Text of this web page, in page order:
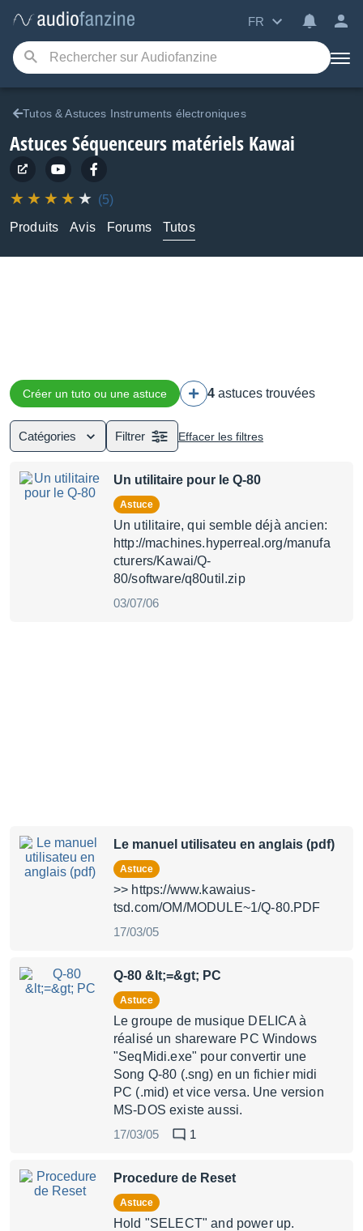
FR
Tutos & Astuces Instruments électroniques
Astuces Séquenceurs matériels Kawai
(5)
Produits
Avis Forums Tutos
Créer un tuto ou une astuce 4 astuces trouvées
Catégories Filtrer Effacer les filtres
Un utilitaire pour le Q-80
Astuce
Un utilitaire, qui semble déjà ancien:
http://machines.hyperreal.org/manufa
cturers/Kawai/Q-
80/software/q80util.zip
03/07/06
Le manuel utilisateu en anglais (pdf)
Astuce
>> https://www.kawaius-
tsd.com/OM/MODULE~1/Q-80.PDF
17/03/05
Q-80 &lt;=&gt; PC
Astuce
Le groupe de musique DELICA à
réalisé un shareware PC Windows
"SeqMidi.exe" pour convertir une
Song Q-80 (.sng) en un fichier midi
PC (.mid) et vice versa. Une version
MS-DOS existe aussi.
17/03/05
1
Procedure de Reset
Astuce
Hold "SELECT" and power up.